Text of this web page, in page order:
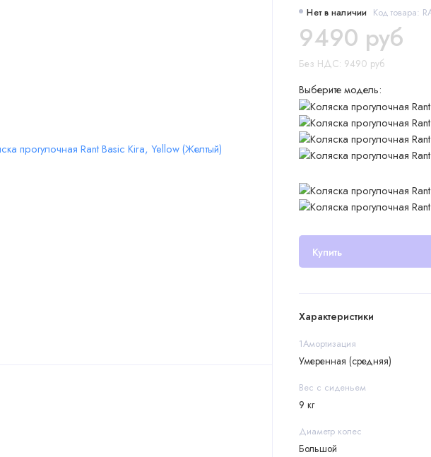
Нет в наличии Код товара:
9490 руб
Без НДС: 9490 руб
Выберите модель:
Купить
Характеристики
1Амортизация
Умеренная (средняя)
Вес с сиденьем
9 кг
Диаметр колес
Большой